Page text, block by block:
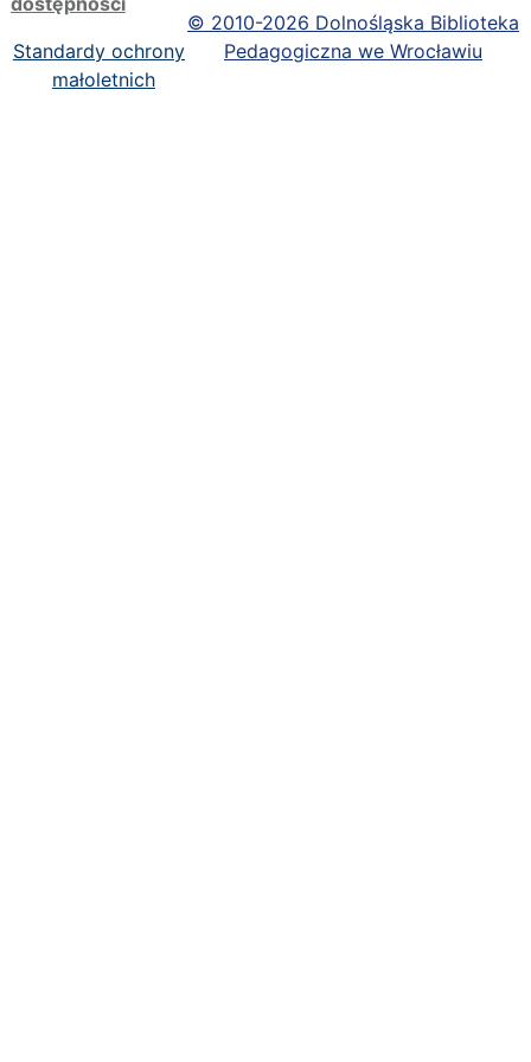
Standardy ochrony
małoletnich
© 2010-2026 Dolnośląska Biblioteka
Pedagogiczna we Wrocławiu